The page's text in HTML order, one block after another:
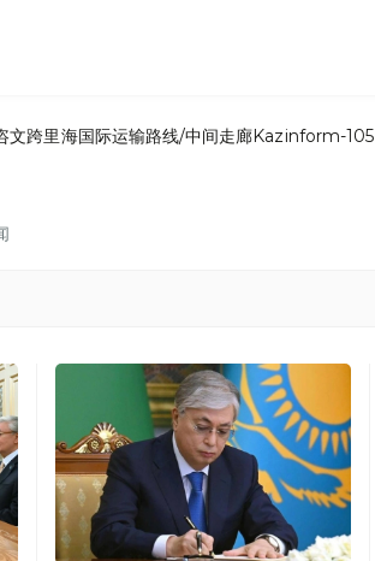
文跨里海国际运输路线/中间走廊Kazinform-105